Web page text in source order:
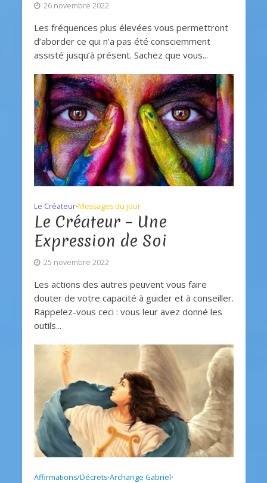
26 novembre 2022
Les fréquences plus élevées vous permettront
d’aborder ce qui n’a pas été consciemment
assisté jusqu’à présent. Sachez que vous...
Le Créateur•Messages du jour
Le Créateur – Une
Expression de Soi
25 novembre 2022
Les actions des autres peuvent vous faire
douter de votre capacité à guider et à conseiller.
Rappelez-vous ceci : vous leur avez donné les
outils...
Affirmations/Décrets•Archange Gabriel•